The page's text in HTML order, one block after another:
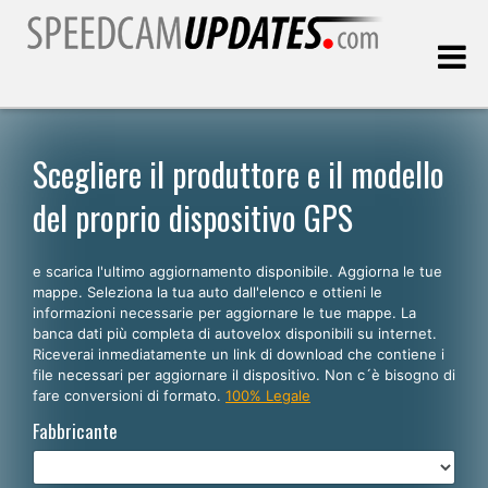
Clienti
SCEGLI LA LINGUA
Italiano
English
Español
Português
Scegliere il produttore e il modello
del proprio dispositivo GPS
e scarica l'ultimo aggiornamento disponibile. Aggiorna le tue
mappe. Seleziona la tua auto dall'elenco e ottieni le
informazioni necessarie per aggiornare le tue mappe. La
banca dati più completa di autovelox disponibili su internet.
Riceverai inmediatamente un link di download che contiene i
file necessari per aggiornare il dispositivo. Non c´è bisogno di
fare conversioni di formato. 100% Legale
Fabbricante